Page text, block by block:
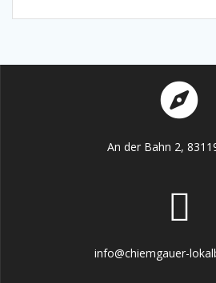
An der Bahn 2,
info@chiemgauer-